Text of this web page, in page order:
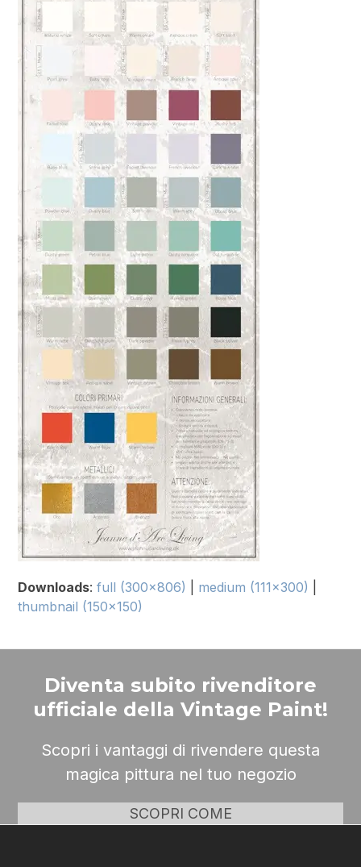
Downloads:full (300x806) medium (111x300)
thumbnail (150x150)
Diventa subito rivenditore
ufficiale della Vintage Paint!
Scopri i vantaggi di rivendere questa
magica pittura nel tuo negozio
SCOPRI COME